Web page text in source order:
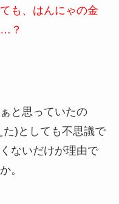
も、はんにゃの金
？
と思っていたの
)としても不思議で
ないだけが理由で
。